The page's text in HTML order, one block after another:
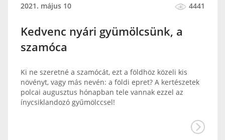
2021. május 10 4441
Kedvenc nyári gyümölcsünk, a
szamóca
Ki ne szeretné a szamócát, ezt a földhöz közeli kis
növényt, vagy más nevén: a földi epret? A kertészetek
polcai augusztus hónapban tele vannak ezzel az
ínycsiklandozó gyűmölccsel!